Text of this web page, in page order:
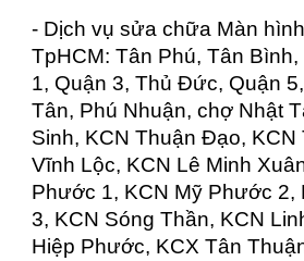
- Dịch vụ sửa chữa Màn
TpHCM: Tân Phú, Tân
1, Quận 3, Thủ Đức, Quận
Tân, Phú Nhuận, chợ Nhật
Sinh, KCN Thuận Đạo, KCN
Vĩnh Lộc, KCN Lê Minh
Phước 1, KCN Mỹ Phước 2,
3, KCN Sóng Thần, KCN
Hiệp Phước, KCX Tân